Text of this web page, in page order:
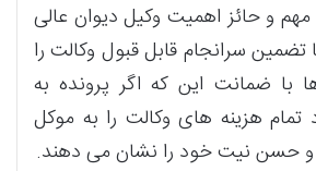
و حائز اهمیت وکیل دیوان عالی
تضمین سرانجام قابل قبول وکالت را
با ضمانت این که اگر پرونده به
هزینه های وکالت را به موکل
و حسن نیت خود را نشان می دهند.